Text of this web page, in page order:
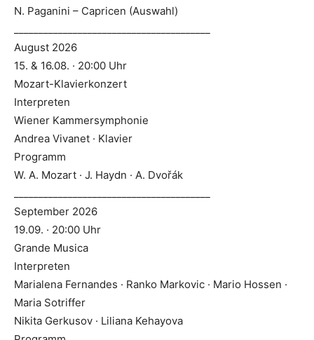
N. Paganini – Capricen (Auswahl)
August 2026
15. & 16.08. · 20:00 Uhr
Mozart-Klavierkonzert
Interpreten
Wiener Kammersymphonie
Andrea Vivanet · Klavier
Programm
W. A. Mozart · J. Haydn · A. Dvořák
September 2026
19.09. · 20:00 Uhr
Grande Musica
Interpreten
Marialena Fernandes · Ranko Markovic · Mario Hossen ·
Maria Sotriffer
Nikita Gerkusov · Liliana Kehayova